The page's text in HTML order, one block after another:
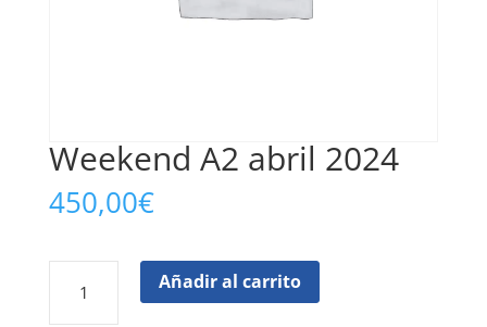
Weekend A2 abril 2024
450,00€
abril
Añadir al carrito